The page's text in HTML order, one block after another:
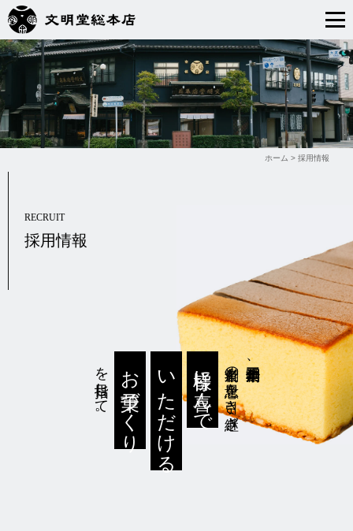
ホーム > 採用情報
RECRUIT
採用情報
創業明治三十三年、
創業者の意思を引き継ぎ
皆様に喜んで
いただける
お菓子づくり
を目指して。